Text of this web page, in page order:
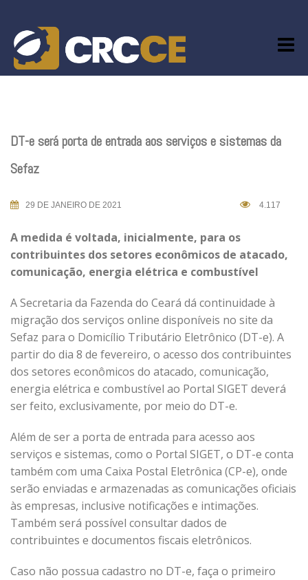
content
DT-e será porta de entrada aos serviços e sistemas da
Sefaz
29 DE JANEIRO DE 2021 4.117
A medida é voltada, inicialmente, para os
contribuintes dos setores econômicos de atacado,
comunicação, energia elétrica e combustível
A Secretaria da Fazenda do Ceará dá continuidade à
migração dos serviços online disponíveis no site da
Sefaz para o Domicílio Tributário Eletrônico (DT-e). A
partir do dia 8 de fevereiro, o acesso dos contribuintes
dos setores econômicos do atacado, comunicação,
energia elétrica e combustível ao Portal SIGET deverá
ser feito, exclusivamente, por meio do DT-e.
Além de ser a porta de entrada para acesso aos
serviços e sistemas, como o Portal SIGET, o DT-e conta
também com uma Caixa Postal Eletrônica (CP-e), onde
serão enviadas e armazenadas as comunicações oficiais
às empresas, inclusive notificações e intimações.
Também será possível consultar dados de
contribuintes e documentos fiscais eletrônicos.
Caso não possua cadastro no DT-e, faça o primeiro